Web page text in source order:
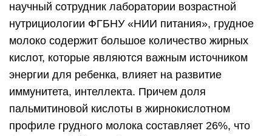
научный сотрудник лаборатории возрастной
нутрициологии ФГБНУ «НИИ питания», грудное
молоко содержит большое количество жирных
кислот, которые являются важным источником
энергии для ребенка, влияет на развитие
иммунитета, интеллекта. Причем доля
пальмитиновой кислоты в жирнокислотном
профиле грудного молока составляет 26%, что